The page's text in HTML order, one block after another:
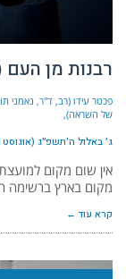
רבנות מן העם
פכטר עידו (רב, ד"ר, נאמני
של השראה)
ג׳ באלול ה׳תשפ״ג (אוגוסט 20, 2023)
אין שום מקום
מקום בארץ ברשימה
קרא עוד ←